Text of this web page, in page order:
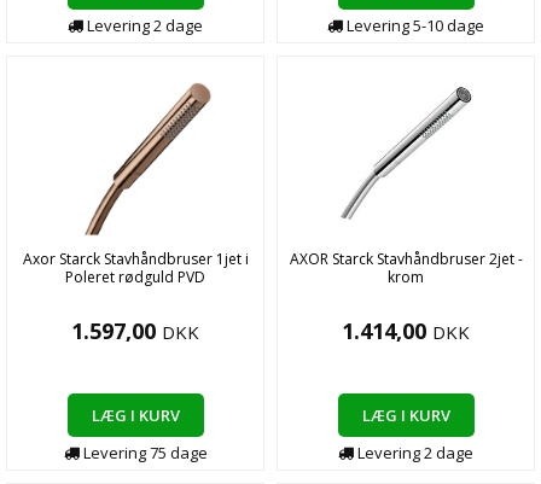
Levering2dage
Levering5-10dage
Axor Starck Stavhåndbruser 1jet i
Poleret rødguld PVD
1.597,00 DKK
LÆG I KURV
Levering75 dage
AXOR Starck Stavhåndbruser 2jet -
krom
1.414,00 DKK
LÆG I KURV
Levering2dage